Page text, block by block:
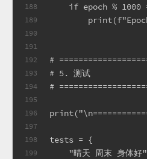
188
189
190
191
192
193
194
195
196
197
198
199
if epoch % 1000
#
# 5. 测试
#
tests = {
"晴天 周末 身体